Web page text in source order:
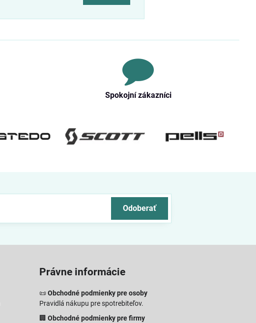
Spokojní zákazníci
Odoberať
Právne informácie
📜Obchodné podmienky pre osoby
Pravidlá nákupu pre spotrebiteľov.
🏢Obchodné podmienky pre firmy